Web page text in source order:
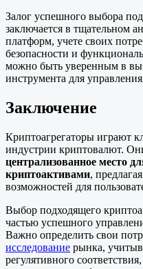
Залог успешного выбора
заключается в тщательном
платформ, учете своих
безопасности и
можно быть уверенным в
инструмента для
Заключение
Криптоагрегаторы играют
индустрии криптовалют.
централизованное место
криптоактивами,
возможностей для
Выбор подходящего
частью успешного
Важно определить свои
исследование рынка,
регулятивного